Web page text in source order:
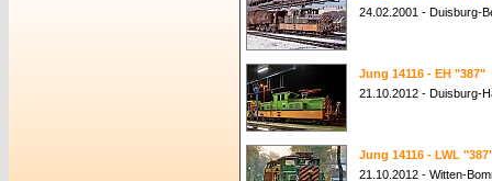
24.02.2001 - Duisburg-
Jung 14116 - EH "387"
21.10.2012 - Duisburg-
Jung 14116 - LWL
21.10.2012 - Witten-